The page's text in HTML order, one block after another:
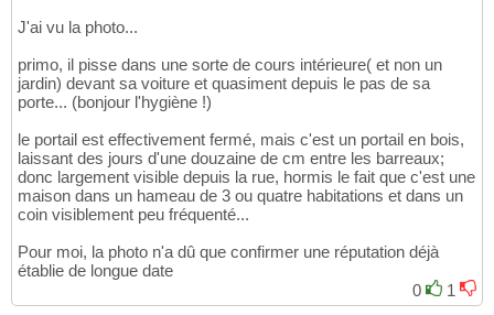
J'ai vu la photo...
primo, il pisse dans une sorte de cours intérieure( et non un
jardin) devant sa voiture et quasiment depuis le pas de sa
porte... (bonjour l'hygiène !)
le portail est effectivement fermé, mais c'est un portail en bois,
laissant des jours d'une douzaine de cm entre les barreaux;
donc largement visible depuis la rue, hormis le fait que c'est une
maison dans un hameau de 3 ou quatre habitations et dans un
coin visiblement peu fréquenté...
Pour moi, la photo n'a dû que confirmer une réputation déjà
établie de longue date
0
1